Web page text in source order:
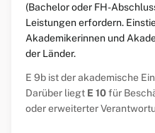
(Bachelor oder FH-
Leistungen erfordern.
Akademikerinnen und
der Länder.
E 9b ist der akademische
Darüber liegt E 10für
oder erweiterter